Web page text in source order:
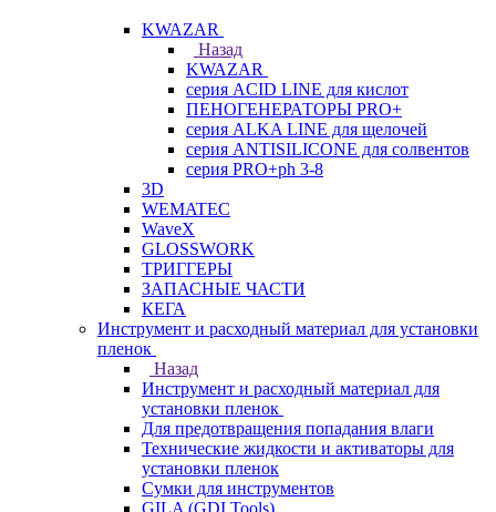
KWAZAR
Назад
KWAZAR
серия ACID LINE для кислот
ПЕНОГЕНЕРАТОРЫ PRO+
серия ALKA LINE для щелочей
серия ANTISILICONE для солвентов
серия PRO+ph 3-8
3D
WEMATEC
WaveX
GLOSSWORK
ТРИГГЕРЫ
ЗАПАСНЫЕ ЧАСТИ
КЕГА
Инструмент и расходный материал для установки
пленок
Назад
Инструмент и расходный материал для
установки пленок
Для предотвращения попадания влаги
Технические жидкости и активаторы для
установки пленок
Сумки для инструментов
GILA (GDI Tools)